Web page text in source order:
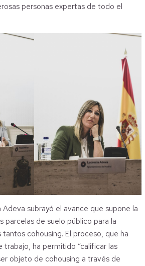
personas expertas de todo el
subrayó el avance que supone la
parcelas de suelo público para la
cohousing. El proceso, que ha
trabajo, ha permitido “calificar las
objeto de cohousing a través de